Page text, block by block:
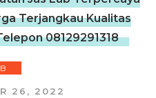
Terjangkau Kualitas
08129291318
26, 2022